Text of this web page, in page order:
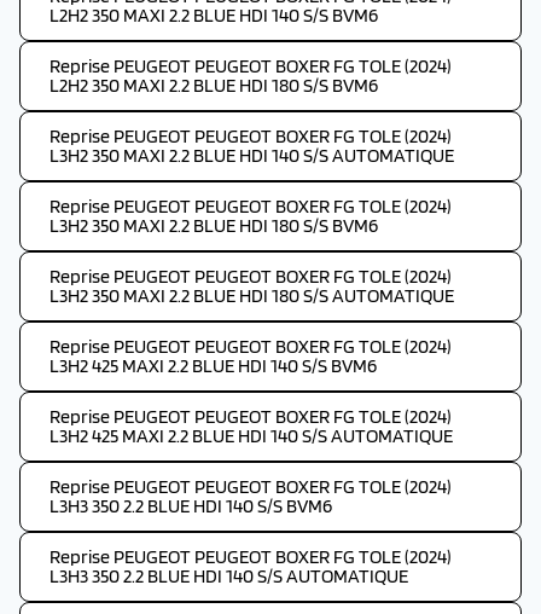
L2H2 350 MAXI 2.2 BLUE HDI 140 S/S BVM6
Reprise PEUGEOT PEUGEOT BOXER FG TOLE (2024)
L2H2 350 MAXI 2.2 BLUE HDI 180 S/S BVM6
Reprise PEUGEOT PEUGEOT BOXER FG TOLE (2024)
L3H2 350 MAXI 2.2 BLUE HDI 140 S/S AUTOMATIQUE
Reprise PEUGEOT PEUGEOT BOXER FG TOLE (2024)
L3H2 350 MAXI 2.2 BLUE HDI 180 S/S BVM6
Reprise PEUGEOT PEUGEOT BOXER FG TOLE (2024)
L3H2 350 MAXI 2.2 BLUE HDI 180 S/S AUTOMATIQUE
Reprise PEUGEOT PEUGEOT BOXER FG TOLE (2024)
L3H2 425 MAXI 2.2 BLUE HDI 140 S/S BVM6
Reprise PEUGEOT PEUGEOT BOXER FG TOLE (2024)
L3H2 425 MAXI 2.2 BLUE HDI 140 S/S AUTOMATIQUE
Reprise PEUGEOT PEUGEOT BOXER FG TOLE (2024)
L3H3 350 2.2 BLUE HDI 140 S/S BVM6
Reprise PEUGEOT PEUGEOT BOXER FG TOLE (2024)
L3H3 350 2.2 BLUE HDI 140 S/S AUTOMATIQUE